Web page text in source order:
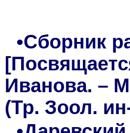
•Сборник
Иванова. –
(Тр. Зоол.